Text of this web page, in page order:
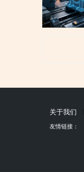
关于我们
友情链接：